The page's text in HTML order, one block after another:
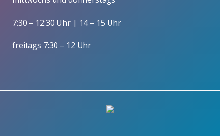
7:30 – 12:30 Uhr | 14 – 15 Uhr
freitags 7:30 – 12 Uhr